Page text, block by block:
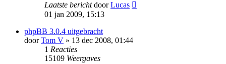
Laatste berichtdoorLucas
01 jan 2009, 15:13
phpBB 3.0.4 uitgebracht
doorTom V » 13 dec 2008, 01:44
1 Reacties
15109 Weergaves